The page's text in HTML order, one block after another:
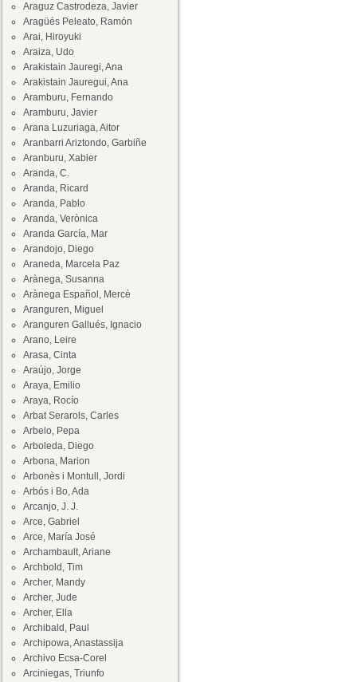
Araguz Castrodeza, Javier
Aragüés Peleato, Ramón
Arai, Hiroyuki
Araiza, Udo
Arakistain Jauregi, Ana
Arakistain Jauregui, Ana
Aramburu, Fernando
Aramburu, Javier
Arana Luzuriaga, Aitor
Aranbarri Ariztondo, Garbiñe
Aranburu, Xabier
Aranda, C.
Aranda, Ricard
Aranda, Pablo
Aranda, Verònica
Aranda García, Mar
Arandojo, Diego
Araneda, Marcela Paz
Arànega, Susanna
Arànega Español, Mercè
Aranguren, Miguel
Aranguren Gallués, Ignacio
Arano, Leire
Arasa, Cinta
Araújo, Jorge
Araya, Emilio
Araya, Rocío
Arbat Serarols, Carles
Arbelo, Pepa
Arboleda, Diego
Arbona, Marion
Arbonès i Montull, Jordi
Arbós i Bo, Ada
Arcanjo, J. J.
Arce, Gabriel
Arce, María José
Archambault, Ariane
Archbold, Tim
Archer, Mandy
Archer, Jude
Archer, Ella
Archibald, Paul
Archipowa, Anastassija
Archivo Ecsa-Corel
Arciniegas, Triunfo